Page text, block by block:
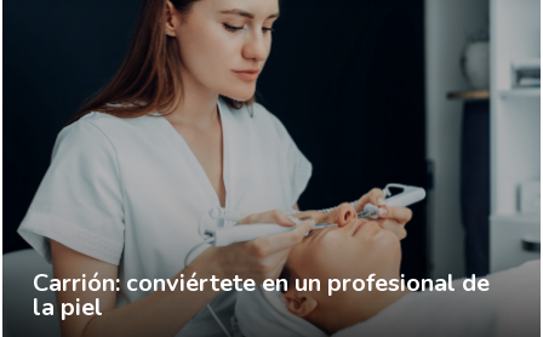
Carrión: conviértete en un profesional de
la piel